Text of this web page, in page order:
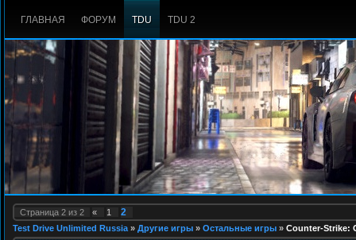
ГЛАВНАЯ ФОРУМ TDU TDU 2
Страница 2 из 2 « 1 2
Test Drive Unlimited Russia » Другие игры » Остальные игры » Counter-Strike: